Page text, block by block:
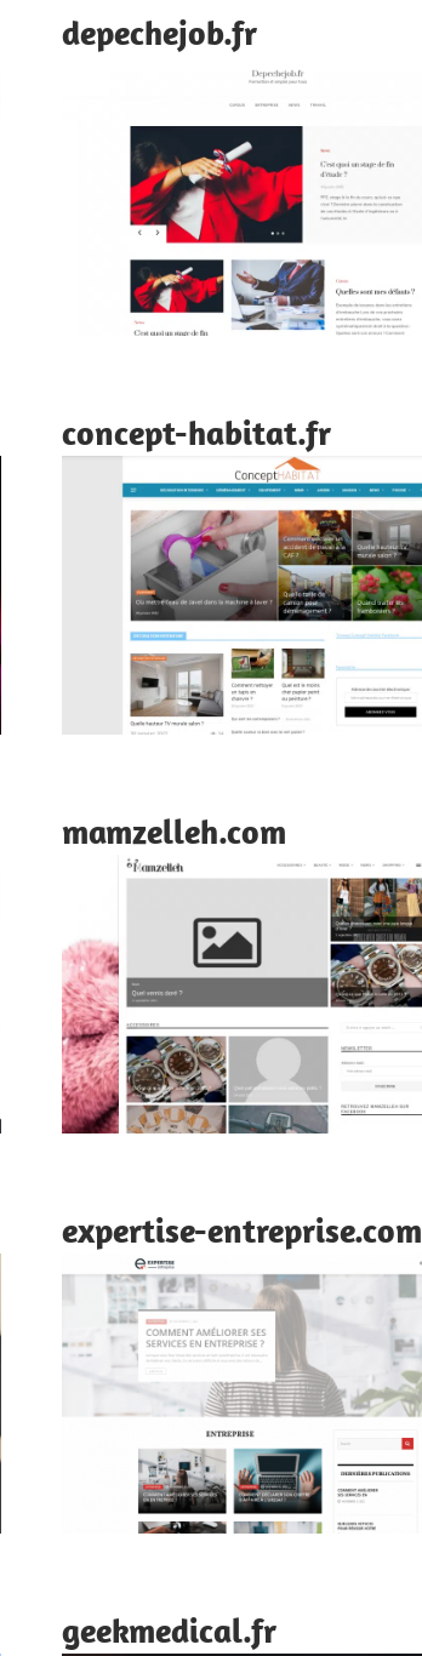
depechejob.fr
concept-habitat.fr
mamzelleh.com
expertise-entreprise.com
geekmedical.fr